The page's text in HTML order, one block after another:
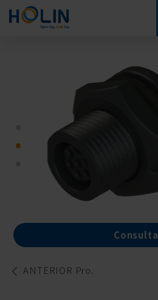
Consulta
ANTERIOR Pro.
Panel de gestión de cookies